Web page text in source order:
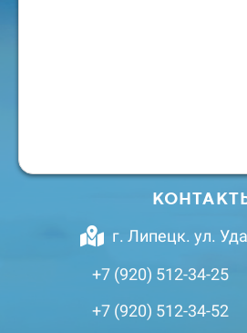
г. Липецк. ул.
+7 (920) 512-34-25
+7 (920) 512-34-52